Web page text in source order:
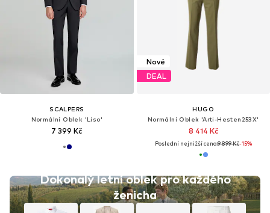
SCALPERS
Normální Oblek 'Liso'
7 399 Kč
Dokonalý letní oblek pro každého
ženicha
Nové
DEAL
HUGO
Normální Oblek 'Arti-Hesten253X'
8 414 Kč
Poslední nejnižší cena:9 899 Kč-15%